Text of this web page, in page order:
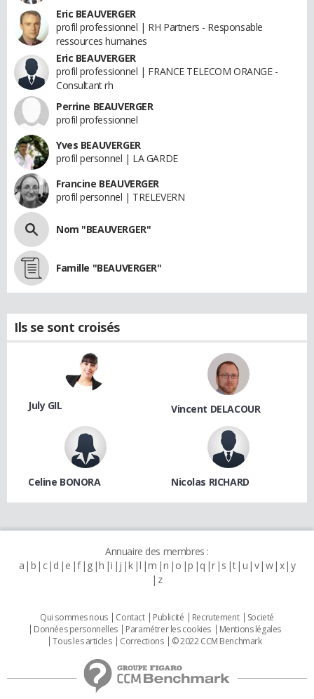
Eric BEAUVERGER
profil professionnel | RH Partners - Responsable
ressources humaines
Eric BEAUVERGER
profil professionnel | FRANCE TELECOM ORANGE -
Consultant rh
Perrine BEAUVERGER
profil professionnel
Yves BEAUVERGER
profil personnel | LA GARDE
Francine BEAUVERGER
profil personnel | TRELEVERN
Nom "BEAUVERGER"
Famille "BEAUVERGER"
Ils se sont croisés
July GIL Vincent DELACOUR
Celine BONORA Nicolas RICHARD
Annuaire des membres :
a b c d e f g h i j k l m n o p q r s t u v w x y
z
Qui sommes nous Contact Publicité Recrutement
Societé
Données personnelles
Paramétrer les cookies
Mentions légales
Tous les articles
Corrections © 2022 CCM Benchmark